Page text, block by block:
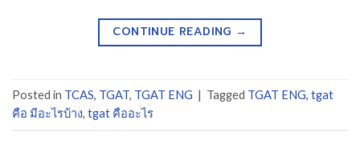
CONTINUE READING →
Posted in TCAS, TGAT, TGAT ENG | Tagged TGAT ENG, tgat
คือ มีอะไรบ้าง, tgat คืออะไร